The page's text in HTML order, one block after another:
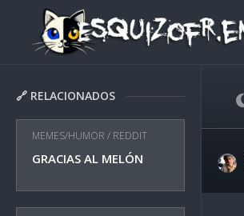
content
🔗 RELACIONADOS
MEMES/HUMOR / REDDIT
GRACIAS AL MELÓN